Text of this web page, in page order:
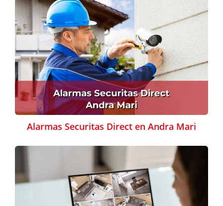
Alarmas Securitas Direct en Andra Mari